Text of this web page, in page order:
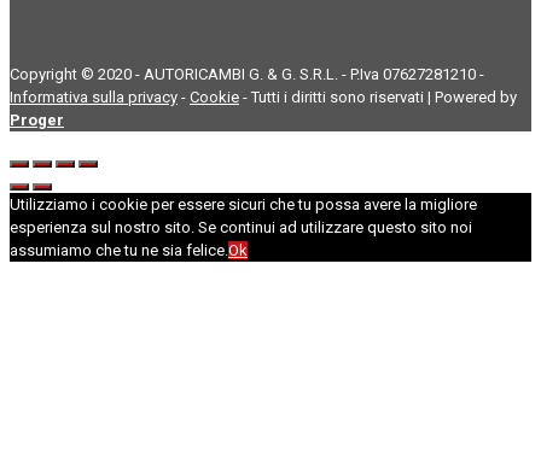
Copyright © 2020 - AUTORICAMBI G. & G. S.R.L. - P.Iva 07627281210 -
Informativa sulla privacy - Cookie - Tutti i diritti sono riservati | Powered by
Proger
Utilizziamo i cookie per essere sicuri che tu possa avere la migliore
esperienza sul nostro sito. Se continui ad utilizzare questo sito noi
assumiamo che tu ne sia felice.Ok